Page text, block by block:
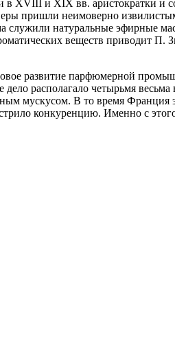
в XVIII и XIX вв. аристократки
пришли неимоверно
натуральные эфирные
веществ приводит
развитие парфюмерной
располагало четырьмя
мускусом. В то время
конкуренцию. Именно с